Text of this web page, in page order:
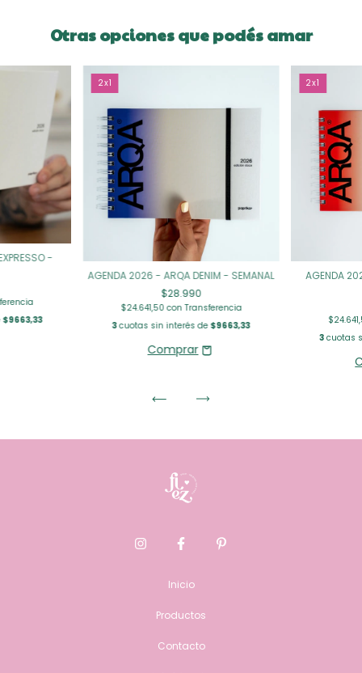
Otras opciones que podés amar
-
$9663,33
2x1
AGENDA 2026 - ARQA DENIM - SEMANAL
$28.990
$24.641,50 con Transferencia
3cuotas sin interés de$9663,33
2x1
AGENDA
3 cuotas
Inicio
Productos
Contacto